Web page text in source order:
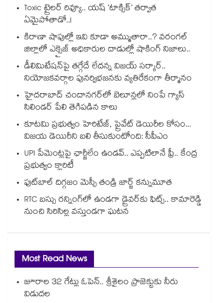
Toxic ట్రైలర్ రివ్యూ.. యష్ ‘టాక్సిక్’ తర్వాత
ఏమైపోతాడో..!
కిరాణా షాపుల్లో ఇవి కూడా అమ్ముతారా..? వరంగల్
జిల్లాలో ఎక్సైజ్ అధికారుల దాడుల్లో షాకింగ్ నిజాలు..
డీలిమిటేషన్‎పై తగ్గేదే లేదన్న విజయ్ సర్కార్..
నియోజకవర్గాల పునర్విభజనకు వ్యతిరేకంగా తీర్మానం
హైదరాబాద్⁪ చందానగర్⁫లో బెలూన్లలో నింపే గ్యాస్
సిలిండర్ పేలి తెగిపడిన కాలు
కూటమి ప్రభుత్వం హెరిటేజ్, ప్రైవేట్ డెయిరీల కోసం...
విజయ డెయిరీని బలి తీసుకుంటోంది: సీపీఎం
UPI పేమెంట్లపై ఛార్జీలేం ఉండవ్.. ఎప్పటిలానే ఫ్రీ.. కేంద్ర
ప్రభుత్వం క్లారిటీ
ఫుట్‎బాల్ దిగ్గజం మెస్సీ తండ్రి జార్జ్ కన్నుమూత
RTC బస్సు రన్నింగ్⁫లో ఉండగా డ్రైవర్‌కు ఫిట్స్.. కామారెడ్డి
నుంచి సిరిసిల్ల వస్తుండగా ఘటన
Most Read News
జూరాల 32 గేట్లు ఓపెన్.. శ్రీశైలం ప్రాజెక్టుకు నీరు
విడుదల